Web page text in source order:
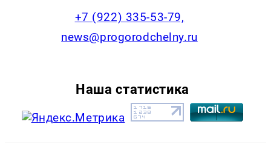
+7 (922) 335-53-79,
news@progorodchelny.ru
Наша статистика